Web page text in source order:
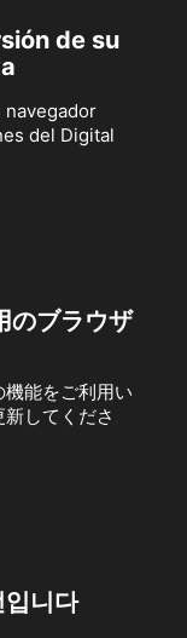
de su
navegador
del Digital
のブラウザ
能をご利用い
してくださ
입니다